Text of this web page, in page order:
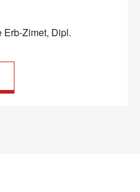
Erb-Zimet, Dipl.